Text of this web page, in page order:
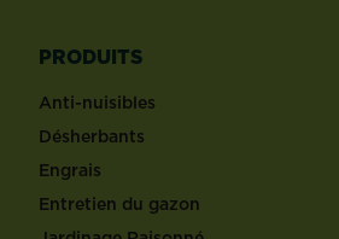
PRODUITS
Anti-nuisibles
Désherbants
Engrais
Entretien du gazon